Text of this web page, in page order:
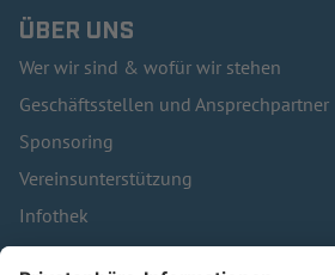
ÜBER UNS
Wer wir sind & wofür wir stehen
Geschäftsstellen und Ansprechpartner
Sponsoring
Vereinsunterstützung
Infothek
Kontakt